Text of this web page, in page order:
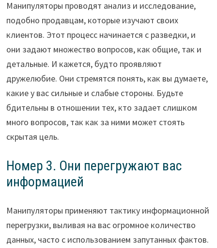
Манипуляторы проводят анализ и исследование,
подобно продавцам, которые изучают своих
клиентов. Этот процесс начинается с разведки, и
они задают множество вопросов, как общие, так и
детальные. И кажется, будто проявляют
дружелюбие. Они стремятся понять, как вы думаете,
какие у вас сильные и слабые стороны. Будьте
бдительны в отношении тех, кто задает слишком
много вопросов, так как за ними может стоять
скрытая цель.
Номер 3. Они перегружают вас
информацией
Манипуляторы применяют тактику информационной
перегрузки, выливая на вас огромное количество
данных, часто с использованием запутанных фактов.